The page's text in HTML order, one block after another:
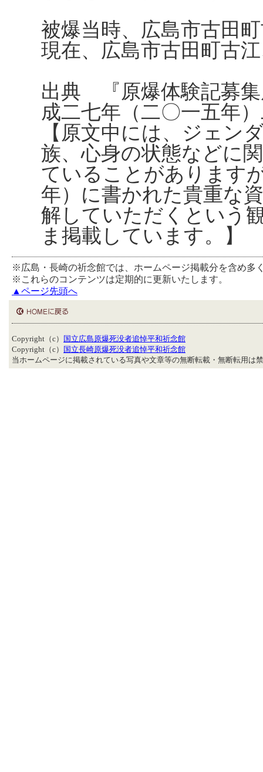
被爆当時、広島市古田
現在、広島市古田町古
出典 『原爆体験記募
成二七年（二〇一五年
【原文中には、ジェン
族、心身の状態などに
ていることがあります
年）に書かれた貴重な
解していただくという
ま掲載しています。】
※広島・長崎の祈念館では、ホームページ掲載分を含め多
※これらのコンテンツは定期的に更新いたします。
▲ページ先頭へ
Copyright（c）
国立広島原爆死没者追悼平和祈念館
Copyright（c）
国立長崎原爆死没者追悼平和祈念館
当ホームページに掲載されている写真や文章等の無断転載・無断転用は